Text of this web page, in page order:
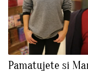
Pamatujete si